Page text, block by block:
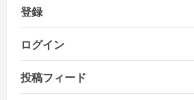
登録
ログイン
投稿フィード